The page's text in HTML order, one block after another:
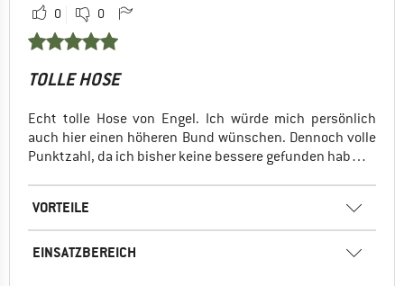
0 0
TOLLE HOSE
Echt tolle Hose von Engel. Ich würde mich persönlich
auch hier einen höheren Bund wünschen. Dennoch volle
Punktzahl, da ich bisher keine bessere gefunden hab…
VORTEILE
EINSATZBEREICH